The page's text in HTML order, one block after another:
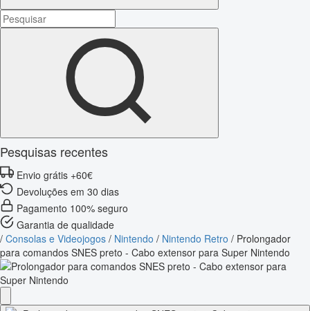
Pesquisas recentes
Envio grátis +60€
Devoluções em 30 dias
Pagamento 100% seguro
Garantia de qualidade
/ Consolas e Videojogos / Nintendo / Nintendo Retro / Prolongador
para comandos SNES preto - Cabo extensor para Super Nintendo